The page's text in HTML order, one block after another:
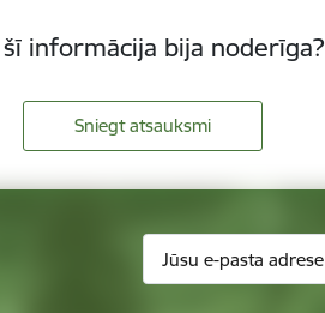
informācija bija noderīga?
Sniegt atsauksmi